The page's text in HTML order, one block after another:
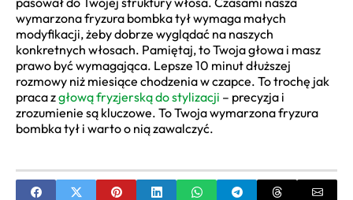
wymarzona fryzura bombka tył wymaga małych
modyfikacji, żeby dobrze wyglądać na naszych
konkretnych włosach. Pamiętaj, to Twoja głowa i masz
prawo być wymagająca. Lepsze 10 minut dłuższej
rozmowy niż miesiące chodzenia w czapce. To trochę jak
praca zgłową fryzjerską do stylizacji – precyzja i
zrozumienie są kluczowe. To Twoja wymarzona fryzura
bombka tył i warto o nią zawalczyć.